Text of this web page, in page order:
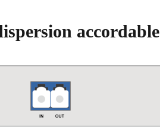
accordable